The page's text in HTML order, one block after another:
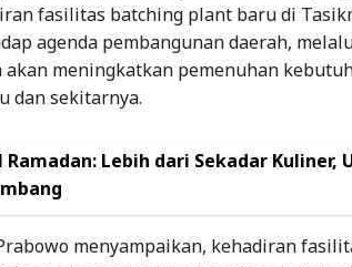
fasilitas batching plant baru di
agenda pembangunan daerah,
akan meningkatkan pemenuhan
dan sekitarnya.
Lebih dari Sekadar Kuliner,
menyampaikan, kehadiran